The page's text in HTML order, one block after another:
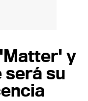
y
será su